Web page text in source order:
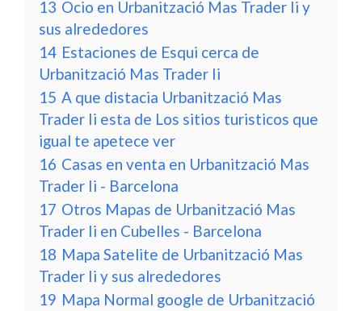
13 Ocio en Urbanització Mas Trader Ii y
sus alrededores
14 Estaciones de Esqui cerca de
Urbanització Mas Trader Ii
15 A que distacia Urbanització Mas
Trader Ii esta de Los sitios turisticos que
igual te apetece ver
16 Casas en venta en Urbanització Mas
Trader Ii - Barcelona
17 Otros Mapas de Urbanització Mas
Trader Ii en Cubelles - Barcelona
18 Mapa Satelite de Urbanització Mas
Trader Ii y sus alrededores
19 Mapa Normal google de Urbanització